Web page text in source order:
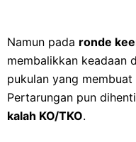
Namun pada ronde
membalikkan keadaan
pukulan yang
Pertarungan pun
kalah KO/TKO.